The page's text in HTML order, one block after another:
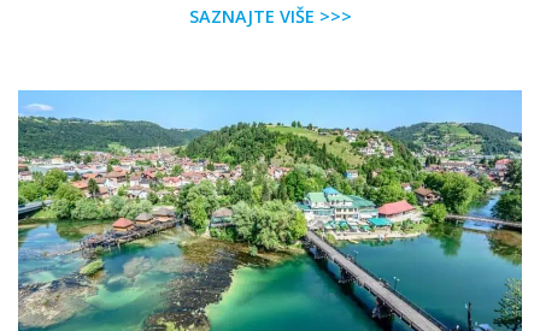
SAZNAJTE VIŠE >>>